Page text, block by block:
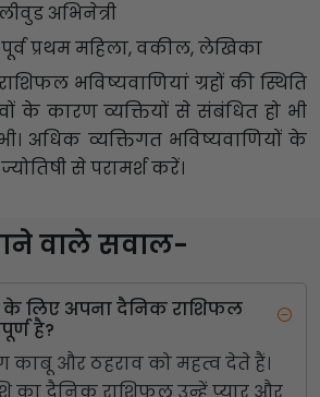
अभिनेत्री
प्रथम महिला, वकील, लेखिका
भविष्यवाणियां ग्रहों की स्थिति
के कारण व्यक्तियों से संबंधित हो भी
अधिक व्यक्तिगत भविष्यवाणियों के
से परामर्श करें।
वाले सवाल-
के लिए अपना दैनिक राशिफल
है?
काबू और ठहराव को महत्व देते हैं।